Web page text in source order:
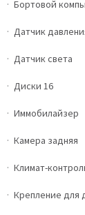
Бортовой
Датчик
Датчик света
Диски 16
Иммобилайзер
Камера задняя
Климат-
Крепление для